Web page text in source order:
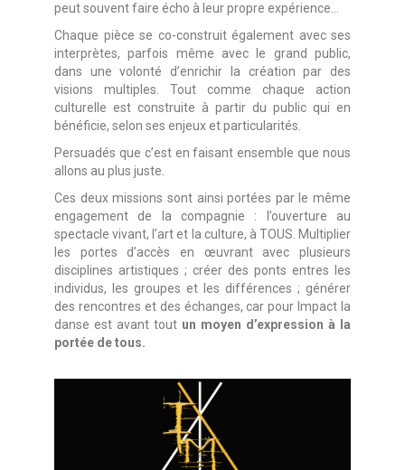
peut souvent faire écho à leur propre expérience…
Chaque pièce se co-construit également avec ses
interprètes, parfois même avec le grand public,
dans une volonté d’enrichir la création par des
visions multiples. Tout comme chaque action
culturelle est construite à partir du public qui en
bénéficie, selon ses enjeux et particularités.
Persuadés que c’est en faisant ensemble que nous
allons au plus juste.
Ces deux missions sont ainsi portées par le même
engagement de la compagnie : l’ouverture au
spectacle vivant, l’art et la culture, à TOUS. Multiplier
les portes d’accès en œuvrant avec plusieurs
disciplines artistiques ; créer des ponts entres les
individus, les groupes et les différences ; générer
des rencontres et des échanges, car pour Impact la
danse est avant tout un moyen d’expression à la
portée de tous.